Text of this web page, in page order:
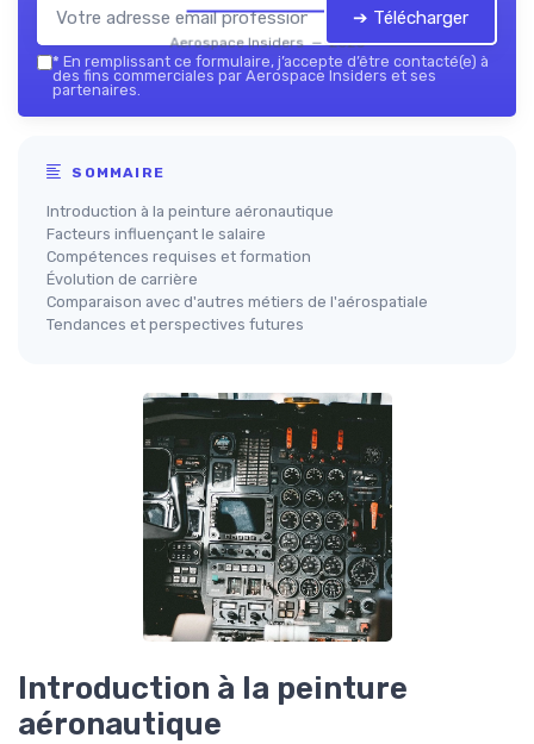
Aerospace Insiders — 2026
➔ Télécharger
* En remplissant ce formulaire, j’accepte d’être contacté(e) à
des fins commerciales par Aerospace Insiders et ses
partenaires.
SOMMAIRE
Introduction à la peinture aéronautique
Facteurs influençant le salaire
Compétences requises et formation
Évolution de carrière
Comparaison avec d'autres métiers de l'aérospatiale
Tendances et perspectives futures
Introduction à la peinture
aéronautique